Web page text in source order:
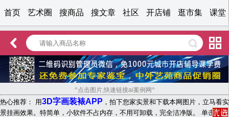
首页 艺术圈 搜商品 搜文章 社区 开店铺 逛市集 课堂
^点击图片,快速链接ai案例网^
热心推荐： 用3D字画装裱APP ，拍下您家实景和下载本网图片，立马看实
景挂画效果。特简单，小软件不占内存，不用可卸载，完全洁净版。 单击文字